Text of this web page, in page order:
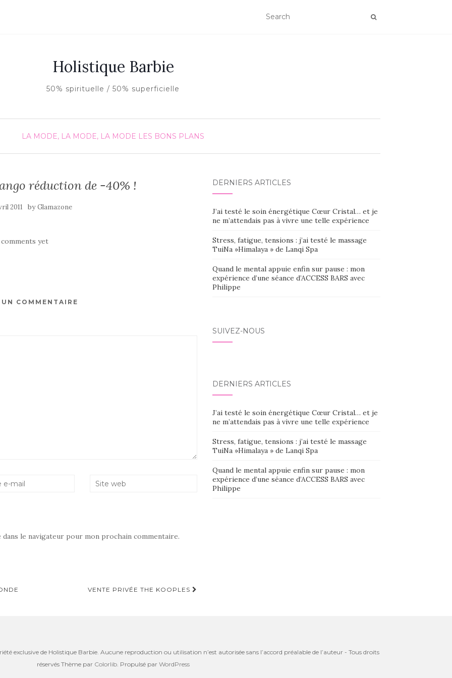
Holistique Barbie
50% spirituelle / 50% superficielle
LA MODE, LA MODE, LA MODE LES BONS PLANS
réduction de -40% !
2011 byGlamazone
yet
UN COMMENTAIRE
le navigateur pour mon prochain commentaire.
VENTE PRIVÉE THE KOOPLES
DERNIERS ARTICLES
J’ai testé le soin énergétique Cœur Cristal… et je
ne m’attendais pas à vivre une telle expérience
Stress, fatigue, tensions : j’ai testé le massage
TuiNa »Himalaya » de Lanqi Spa
Quand le mental appuie enfin sur pause : mon
expérience d’une séance d’ACCESS BARS avec
Philippe
SUIVEZ-NOUS
DERNIERS ARTICLES
J’ai testé le soin énergétique Cœur Cristal… et je
ne m’attendais pas à vivre une telle expérience
Stress, fatigue, tensions : j’ai testé le massage
TuiNa »Himalaya » de Lanqi Spa
Quand le mental appuie enfin sur pause : mon
expérience d’une séance d’ACCESS BARS avec
Philippe
exclusive de Holistique Barbie. Aucune reproduction ou utilisation n’est autorisée sans l’accord préalable de l’auteur - Tous droits
réservés Thème par Colorlib. Propulsé par WordPress